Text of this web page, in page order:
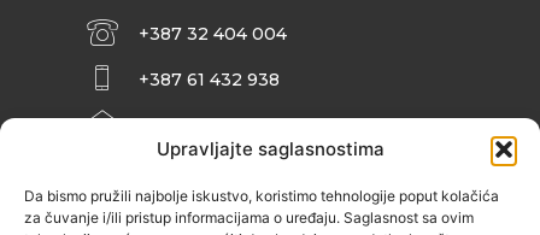
Upravljajte saglasnostima
Da bismo pružili najbolje iskustvo, koristimo tehnologije poput kolačića
za čuvanje i/ili pristup informacijama o uređaju. Saglasnost sa ovim
+387 32 404 004
+387 61 432 938
INFO@ZENIT.BA
ZENIČANKA, 3. SPRAT), 72000 ZENICA